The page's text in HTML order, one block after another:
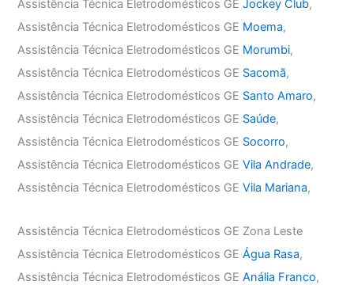
Assistência Técnica Eletrodomésticos GEJockey Club,
Assistência Técnica Eletrodomésticos GE Moema,
Assistência Técnica Eletrodomésticos GE Morumbi,
Assistência Técnica Eletrodomésticos GE Sacomã,
Assistência Técnica Eletrodomésticos GE Santo Amaro,
Assistência Técnica Eletrodomésticos GE Saúde,
Assistência Técnica Eletrodomésticos GE Socorro,
Assistência Técnica Eletrodomésticos GEVila Andrade,
Assistência Técnica Eletrodomésticos GEVila Mariana,
Assistência Técnica Eletrodomésticos GE Zona Leste
Assistência Técnica Eletrodomésticos GEÁgua Rasa,
Assistência Técnica Eletrodomésticos GEAnália Franco,